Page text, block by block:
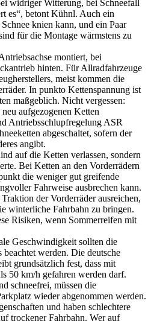
widriger Witterung, bei Schneefall
es“, betont Kühnl. Auch ein
knien kann, und ein Paar
für die Montage wärmstens zu
montiert, bei
hinten. Für Allradfahrzeuge
meist kommen die
In punkto Kettenspannung ist
maßgeblich. Nicht vergessen:
aufgezogenen Ketten
Antriebsschlupfregelung ASR
abgeschaltet, sofern der
angibt.
auf die Ketten verlassen, sondern
Bei Ketten an den Vorderrädern
die weniger gut greifende
Fahrweise ausbrechen kann.
der Vorderräder ausreichen,
winterliche Fahrbahn zu bringen.
Risiken, wenn Sommerreifen mit
Geschwindigkeit sollten die
werden. Die deutsche
grundsätzlich fest, dass mit
50 km/h gefahren werden darf.
schneefrei, müssen die
wieder abgenommen werden.
und haben schlechtere
trockener Fahrbahn. Wer auf